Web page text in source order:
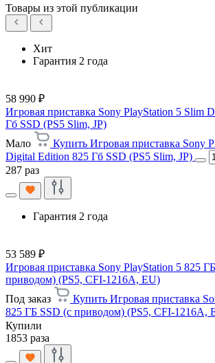
Товары из этой публикации
Хит
Гарантия 2 года
58 990 ₽
Игровая приставка Sony PlayStation 5 Slim
Гб SSD (PS5 Slim, JP)
Мало
Купить Игровая приставка Sony
Digital Edition 825 Гб SSD (PS5 Slim, JP)
287 раз
Гарантия 2 года
53 589 ₽
Игровая приставка Sony PlayStation 5 825
приводом) (PS5, CFI-1216A, EU)
Под заказ
Купить Игровая приставка
825 ГБ SSD (c приводом) (PS5, CFI-1216A,
Купили
1853 раза